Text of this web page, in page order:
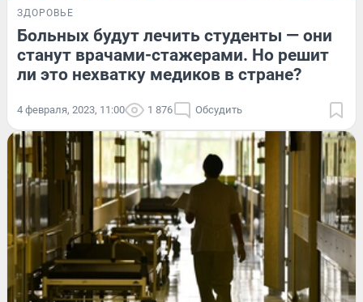
ЗДОРОВЬЕ
Больных будут лечить студенты — они
станут врачами-стажерами. Но решит
ли это нехватку медиков в стране?
4 февраля, 2023, 11:00 1 876 Обсудить